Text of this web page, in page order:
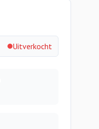
Uitverkocht